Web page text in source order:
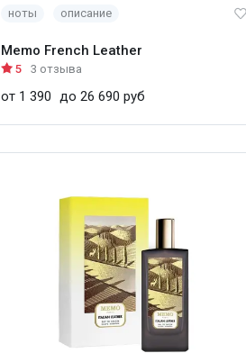
ноты описание
Memo French Leather
5 3 отзыва
от 1 390 до 26 690 руб